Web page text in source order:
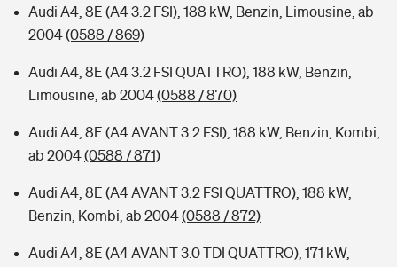
Audi A4, 8E (A4 3.2 FSI), 188 kW, Benzin, Limousine, ab
2004(0588 / 869)
Audi A4, 8E (A4 3.2 FSI QUATTRO), 188 kW, Benzin,
Limousine, ab 2004(0588 / 870)
Audi A4, 8E (A4 AVANT 3.2 FSI), 188 kW, Benzin, Kombi,
ab 2004(0588 / 871)
Audi A4, 8E (A4 AVANT 3.2 FSI QUATTRO), 188 kW,
Benzin, Kombi, ab 2004(0588 / 872)
Audi A4, 8E (A4 AVANT 3.0 TDI QUATTRO), 171 kW,